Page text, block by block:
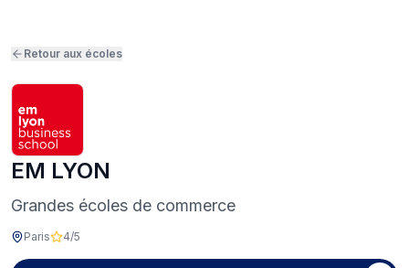
Retour aux écoles
EM LYON
Grandes écoles de commerce
Paris 4/5